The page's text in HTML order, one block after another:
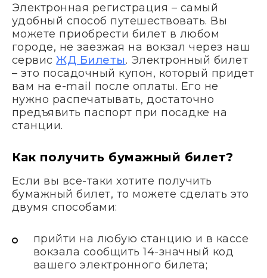
Электронная регистрация – самый
удобный способ путешествовать. Вы
можете приобрести билет в любом
городе, не заезжая на вокзал через наш
сервисЖД Билеты. Электронный билет
– это посадочный купон, который придет
вам на e-mail после оплаты. Его не
нужно распечатывать, достаточно
предъявить паспорт при посадке на
станции.
Как получить бумажный билет?
Если вы все-таки хотите получить
бумажный билет, то можете сделать это
двумя способами:
прийти на любую станцию и в кассе
вокзала сообщить 14-значный код
вашего электронного билета;